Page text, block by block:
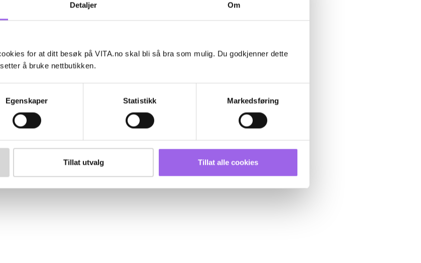
Detaljer Om
for at ditt besøk på VITA.no skal bli så bra som mulig. Du godkjenner dette
å bruke nettbutikken.
Egenskaper Statistikk Markedsføring
Tillat utvalg Tillat alle cookies